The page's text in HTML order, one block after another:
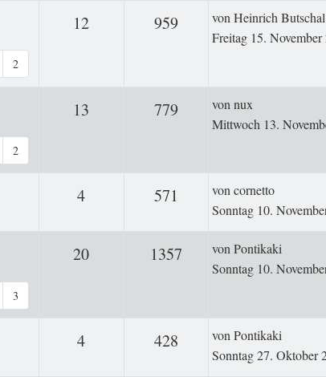
2
12Antworten959ZugriffeLetzter Beitrag
vonHeinrich Butschal
Freitag 15. November
2
13 Antworten779 ZugriffeLetzter Beitrag
vonnux
Mittwoch 13.
4Antworten 571 ZugriffeLetzter Beitrag
voncornetto
Sonntag 10.
3
20Antworten1357 ZugriffeLetzter Beitrag
vonPontikaki
Sonntag 10.
4Antworten 428 ZugriffeLetzter Beitrag
vonPontikaki
Sonntag 27. Oktober